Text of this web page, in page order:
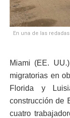
En una de las
Miami (EE.
migratorias en
Florida y
construcción de
cuatro